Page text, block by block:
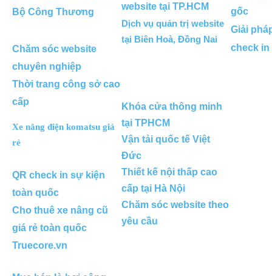
Bộ Công Thương
Chăm sóc website
chuyên nghiệp
Thời trang công sở cao
cấp
Xe nâng điện komatsu giá
rẻ
QR check in sự kiện
toàn quốc
Cho thuê xe nâng cũ
giá rẻ toàn quốc
Truecore.vn
website tại TP.HCM
Dịch vụ quản trị website
tại Biên Hoà, Đồng Nai
Khóa cửa thông minh
tại TPHCM
Vận tải quốc tế Việt
Đức
Thiết kế nội thấp cao
cấp tại Hà Nội
Chăm sóc website theo
yêu cầu
gốc
Giải
check